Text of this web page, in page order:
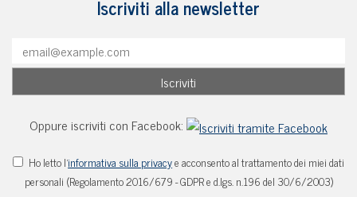
Iscriviti alla newsletter
Oppure iscriviti con Facebook:
Ho letto l'informativa sulla privacye acconsento al trattamento dei miei dati
personali (Regolamento 2016/679 - GDPR e d.lgs. n.196 del 30/6/2003)